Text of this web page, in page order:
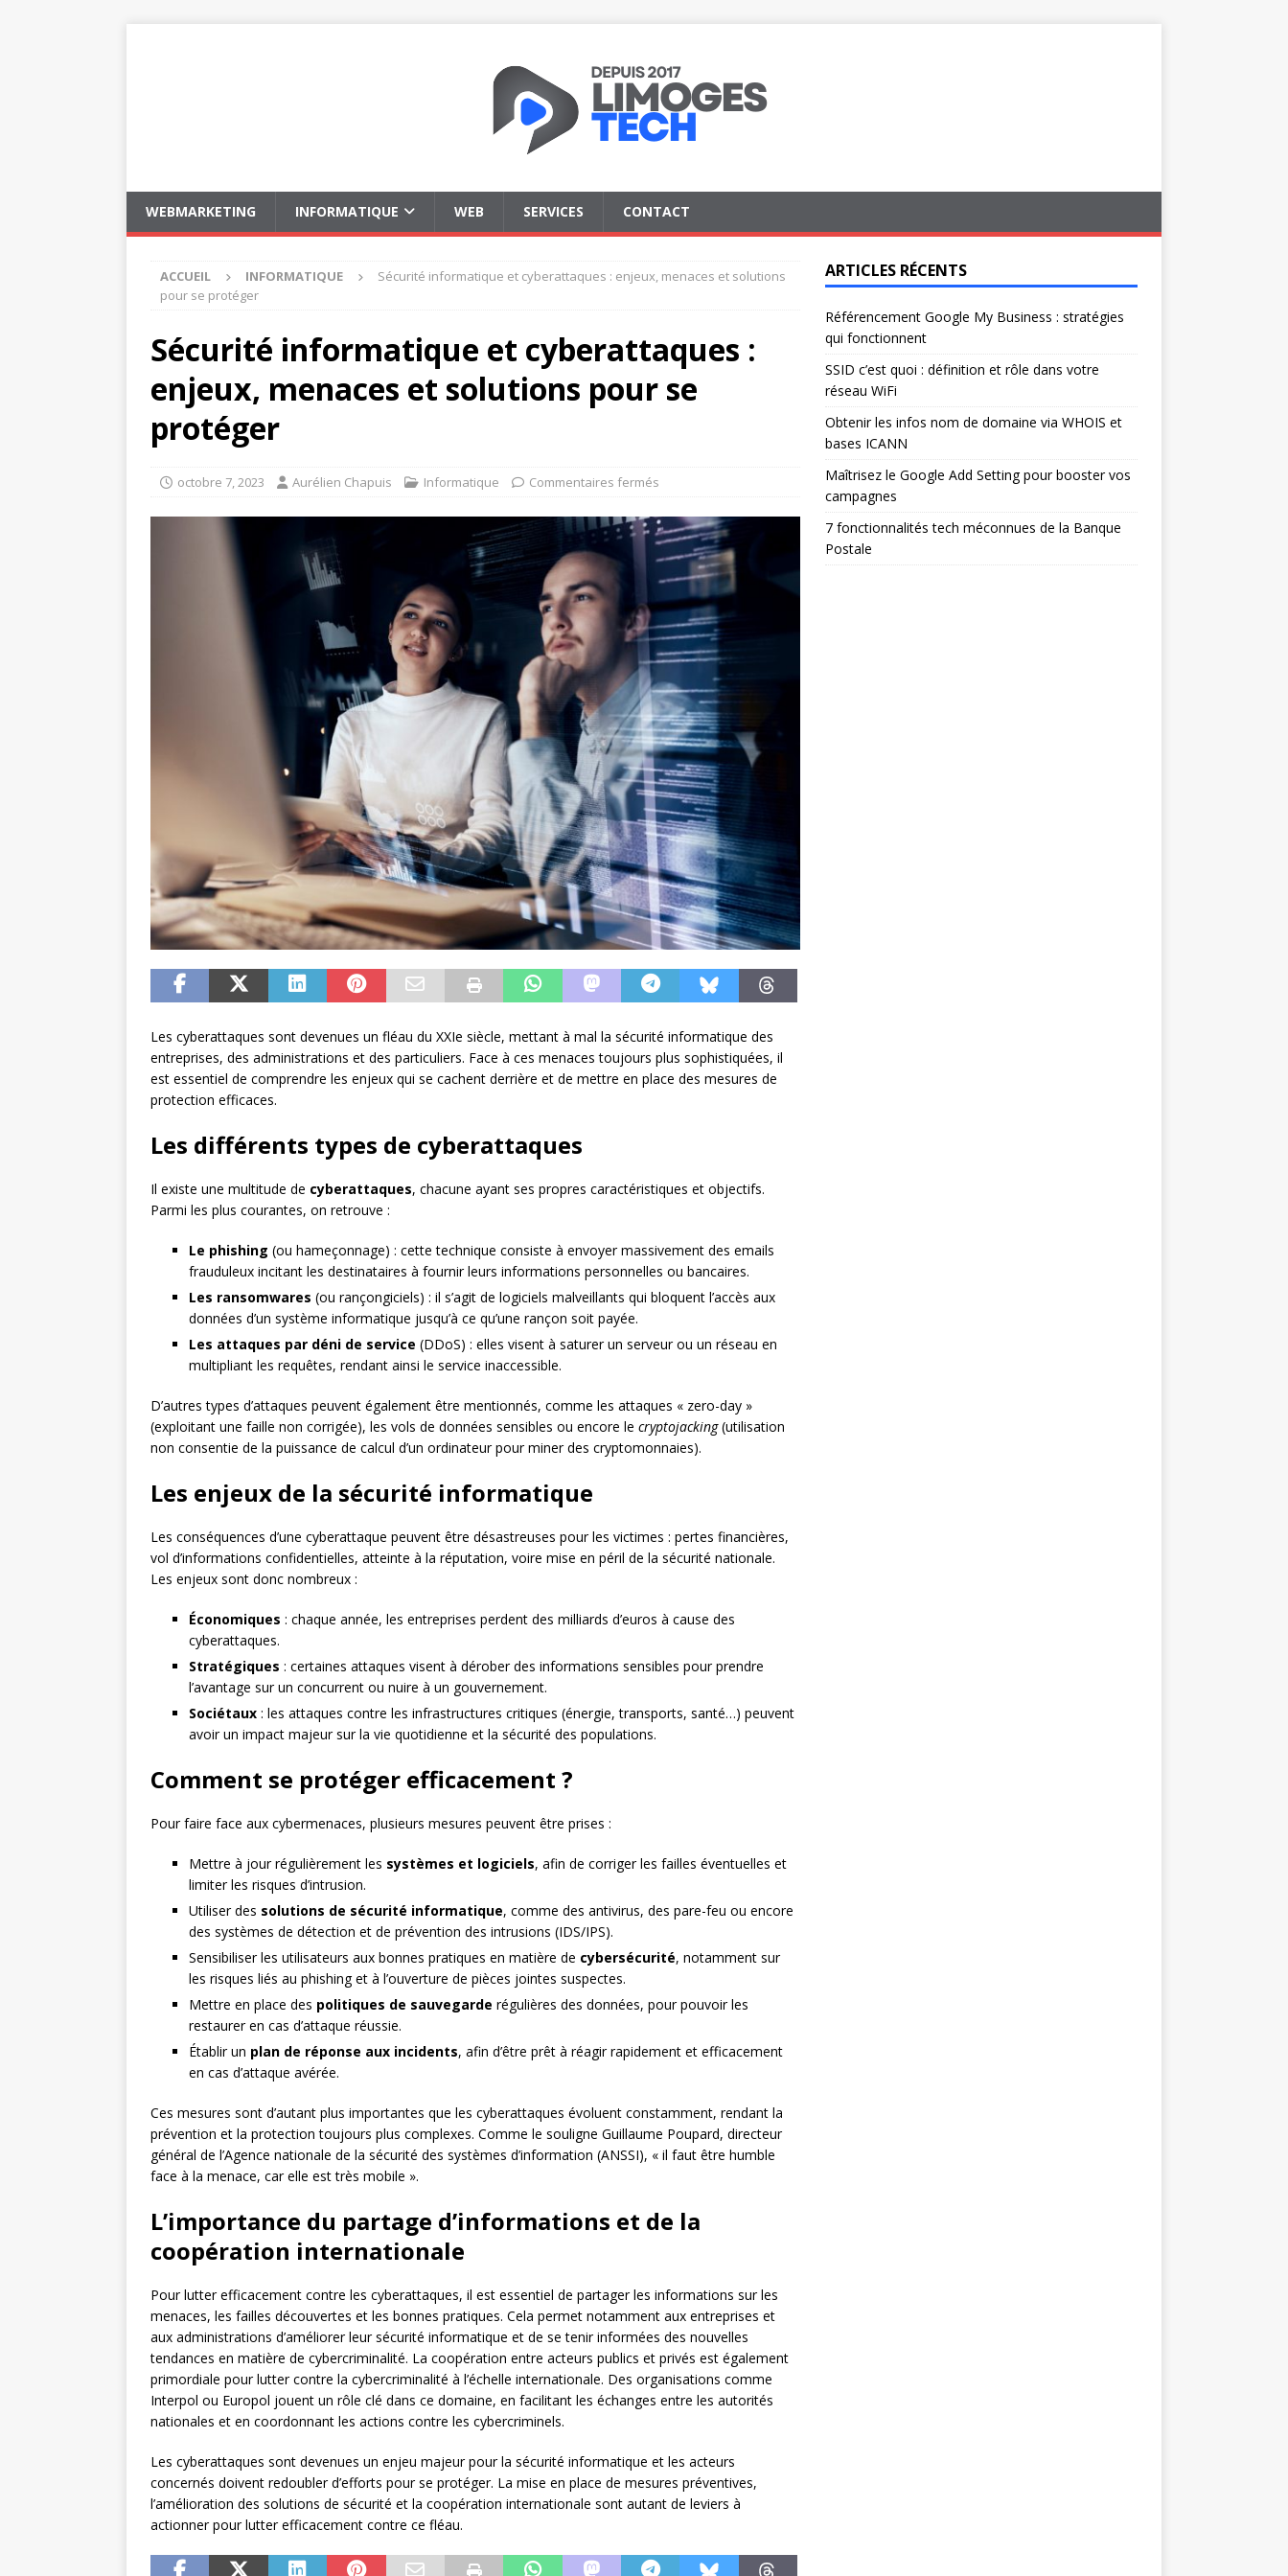
WEBMARKETING INFORMATIQUE WEB SERVICES CONTACT
ACCUEIL INFORMATIQUE
Sécurité informatique et cyberattaques : enjeux, menaces et solutions
pour se protéger
Sécurité informatique et cyberattaques :
enjeux, menaces et solutions pour se
protéger
octobre 7, 2023 Aurélien Chapuis Informatique Commentaires fermés
Les cyberattaques sont devenues un fléau du XXIe siècle, mettant à mal la sécurité informatique des
entreprises, des administrations et des particuliers. Face à ces menaces toujours plus sophistiquées, il
est essentiel de comprendre les enjeux qui se cachent derrière et de mettre en place des mesures de
protection efficaces.
Les différents types de cyberattaques
Il existe une multitude de cyberattaques, chacune ayant ses propres caractéristiques et objectifs.
Parmi les plus courantes, on retrouve :
Le phishing (ou hameçonnage) : cette technique consiste à envoyer massivement des emails
frauduleux incitant les destinataires à fournir leurs informations personnelles ou bancaires.
Les ransomwares (ou rançongiciels) : il s’agit de logiciels malveillants qui bloquent l’accès aux
données d’un système informatique jusqu’à ce qu’une rançon soit payée.
Les attaques par déni de service (DDoS) : elles visent à saturer un serveur ou un réseau en
multipliant les requêtes, rendant ainsi le service inaccessible.
D’autres types d’attaques peuvent également être mentionnés, comme les attaques « zero-day »
(exploitant une faille non corrigée), les vols de données sensibles ou encore le cryptojacking(utilisation
non consentie de la puissance de calcul d’un ordinateur pour miner des cryptomonnaies).
Les enjeux de la sécurité informatique
Les conséquences d’une cyberattaque peuvent être désastreuses pour les victimes : pertes financières,
vol d’informations confidentielles, atteinte à la réputation, voire mise en péril de la sécurité nationale.
Les enjeux sont donc nombreux :
Économiques : chaque année, les entreprises perdent des milliards d’euros à cause des
cyberattaques.
Stratégiques : certaines attaques visent à dérober des informations sensibles pour prendre
l’avantage sur un concurrent ou nuire à un gouvernement.
Sociétaux : les attaques contre les infrastructures critiques (énergie, transports, santé…) peuvent
avoir un impact majeur sur la vie quotidienne et la sécurité des populations.
Comment se protéger efficacement ?
Pour faire face aux cybermenaces, plusieurs mesures peuvent être prises :
Mettre à jour régulièrement les systèmes et logiciels, afin de corriger les failles éventuelles et
limiter les risques d’intrusion.
Utiliser des solutions de sécurité informatique, comme des antivirus, des pare-feu ou encore
des systèmes de détection et de prévention des intrusions (IDS/IPS).
Sensibiliser les utilisateurs aux bonnes pratiques en matière de cybersécurité, notamment sur
les risques liés au phishing et à l’ouverture de pièces jointes suspectes.
Mettre en place des politiques de sauvegarde régulières des données, pour pouvoir les
restaurer en cas d’attaque réussie.
Établir un plan de réponse aux incidents, afin d’être prêt à réagir rapidement et efficacement
en cas d’attaque avérée.
Ces mesures sont d’autant plus importantes que les cyberattaques évoluent constamment, rendant la
prévention et la protection toujours plus complexes. Comme le souligne Guillaume Poupard, directeur
général de l’Agence nationale de la sécurité des systèmes d’information (ANSSI), « il faut être humble
face à la menace, car elle est très mobile ».
L’importance du partage d’informations et de la
coopération internationale
Pour lutter efficacement contre les cyberattaques, il est essentiel de partager les informations sur les
menaces, les failles découvertes et les bonnes pratiques. Cela permet notamment aux entreprises et
aux administrations d’améliorer leur sécurité informatique et de se tenir informées des nouvelles
tendances en matière de cybercriminalité. La coopération entre acteurs publics et privés est également
primordiale pour lutter contre la cybercriminalité à l’échelle internationale. Des organisations comme
Interpol ou Europol jouent un rôle clé dans ce domaine, en facilitant les échanges entre les autorités
nationales et en coordonnant les actions contre les cybercriminels.
Les cyberattaques sont devenues un enjeu majeur pour la sécurité informatique et les acteurs
concernés doivent redoubler d’efforts pour se protéger. La mise en place de mesures préventives,
l’amélioration des solutions de sécurité et la coopération internationale sont autant de leviers à
actionner pour lutter efficacement contre ce fléau.
ARTICLES RÉCENTS
Référencement Google My Business : stratégies
qui fonctionnent
SSID c’est quoi : définition et rôle dans votre
réseau WiFi
Obtenir les infos nom de domaine via WHOIS et
bases ICANN
Maîtrisez le Google Add Setting pour booster vos
campagnes
7 fonctionnalités tech méconnues de la Banque
Postale